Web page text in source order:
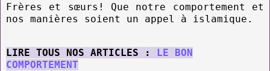
Frères et sœurs! Que notre comportement et
nos manières soient un appel à islamique.
LIRE TOUS NOS ARTICLES : LE BON
COMPORTEMENT